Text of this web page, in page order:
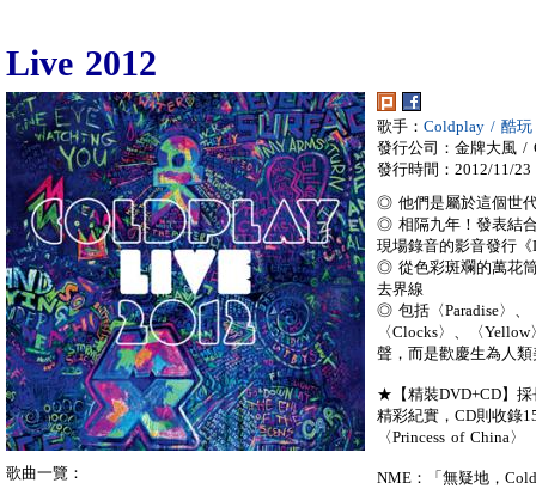
Live 2012
歌手： Coldplay / 酷玩
發行公司：金牌大風 /
發行時間：2012/11/23
◎ 他們是屬於這個世
◎ 相隔九年！發表結
現場錄音的影音發行
◎ 從色彩斑斕的萬花
去界線
◎ 包括〈Paradise〉
〈Clocks〉、〈
聲，而是歡慶生為人
★【精裝DVD+CD】採
精彩紀實，CD則收錄
〈Princess of China〉
NME：「無疑地，
歌曲一覽：